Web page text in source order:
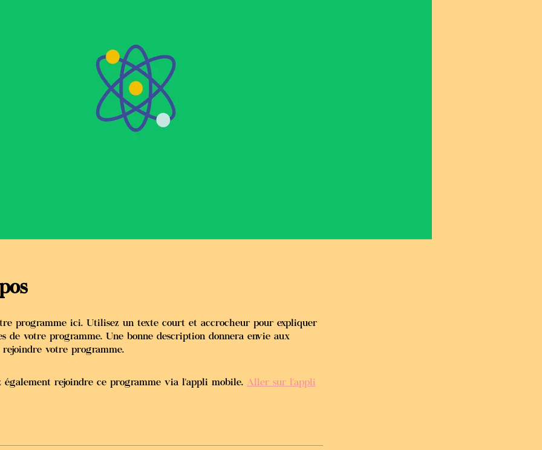
programme ici. Utilisez un texte court et accrocheur pour expliquer
de votre programme. Une bonne description donnera envie aux
votre programme.
également rejoindre ce programme via l'appli mobile. Aller sur l'appli